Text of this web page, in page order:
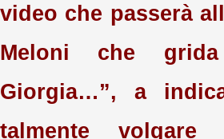
video che passerà
Meloni che
Giorgia…”, a
talmente